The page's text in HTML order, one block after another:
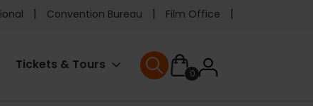
Convention Bureau Film Office
Tickets & Tours
0User
User menu